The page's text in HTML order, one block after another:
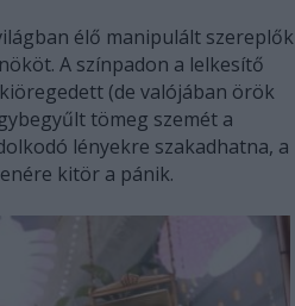
élő manipulált szereplők
A színpadon a lelkesítő
(de valójában örök
tömeg szemét a
lényekre szakadhatna, a
kitör a pánik.